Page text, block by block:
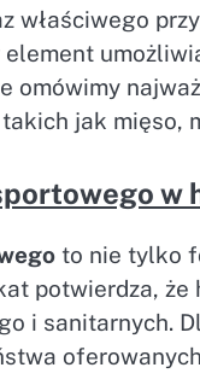
właściwego
omówimy
jak mięso,
w
to nie tylko
potwierdza, że
i sanitarnych.